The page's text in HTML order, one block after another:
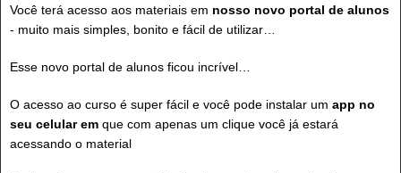
Você terá acesso aos materiais em nosso novo portal de alunos
- muito mais simples, bonito e fácil de utilizar…
Esse novo portal de alunos ficou incrível…
O acesso ao curso é super fácil e você pode instalar um app no
seu celular em que com apenas um clique você já estará
acessando o material